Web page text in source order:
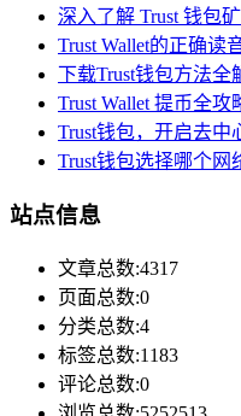
深入了解 Trust 钱包
Trust Wallet的正确读
下载Trust钱包方法全
Trust Wallet 提币全
Trust钱包，开启去中
Trust钱包选择哪个
站点信息
文章总数:4317
页面总数:0
分类总数:4
标签总数:1183
评论总数:0